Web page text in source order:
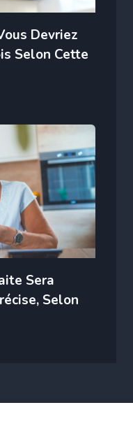
Devriez
Selon Cette
Sera
Selon